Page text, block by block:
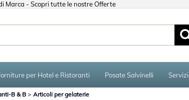
Marca - Scopri tutte le nostre Offerte
Per completare l'ordine inserisci il
nome utente e la password e poi
clicca sul pulsante "Accedi"
per Hotel e Ristoranti Posate Salvinelli Servizi
B & B Articoli per gelaterie